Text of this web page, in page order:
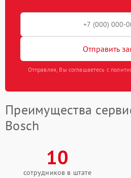
Отправить
Отправляя, Вы соглашаетесь с
Преимущества
Bosch
10
сотрудников в штате